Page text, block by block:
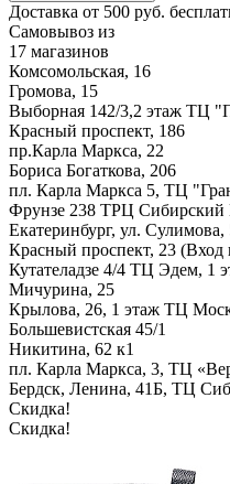
Доставка от 500 руб.
Самовывоз из
17 магазинов
Комсомольская, 16
Громова, 15
Выборная 142/3,2 этаж ТЦ
Красный проспект, 186
пр.Карла Маркса, 22
Бориса Богаткова, 206
пл. Карла Маркса 5, ТЦ
Фрунзе 238 ТРЦ
Екатеринбург, ул. Сулимова,
Красный проспект, 23 (Вход
Кутателадзе 4/4 ТЦ Эдем, 1
Мичурина, 25
Крылова, 26, 1 этаж ТЦ
Большевистская 45/1
Никитина, 62 к1
пл. Карла Маркса, 3, ТЦ
Бердск, Ленина, 41Б, ТЦ
Скидка!
Скидка!